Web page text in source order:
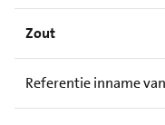
Zout
Referentie inname